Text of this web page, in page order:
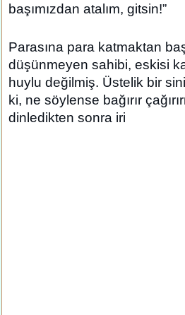
başımızdan atalım, gitsin!”
Parasına para katmaktan
düşünmeyen sahibi, eskisi
huylu değilmiş. Üstelik bir
ki, ne söylense bağırır
dinledikten sonra iri